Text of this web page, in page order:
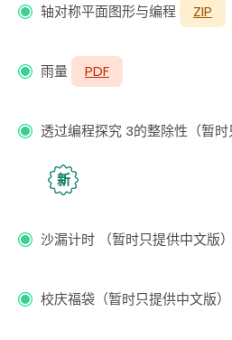
轴对称平面图形与编程 ZIP
雨量 PDF
透过编程探究 3的整除性（暂时
新
沙漏计时 （暂时只提供中文版）
校庆福袋（暂时只提供中文版）